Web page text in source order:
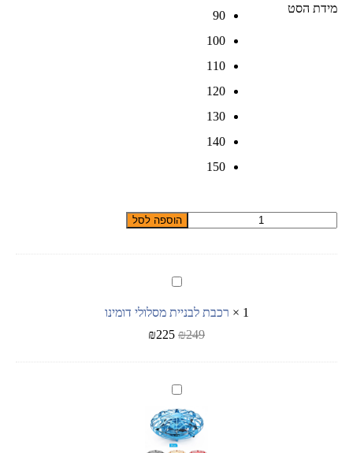
מידת הסט
90
100
110
120
130
140
150
של
הוספה לסל
רכבת
מסלולי
1
× רכבת לבניית מסלולי דומינו
₪249
₪225
רחפן
עם
חיישני
חישה